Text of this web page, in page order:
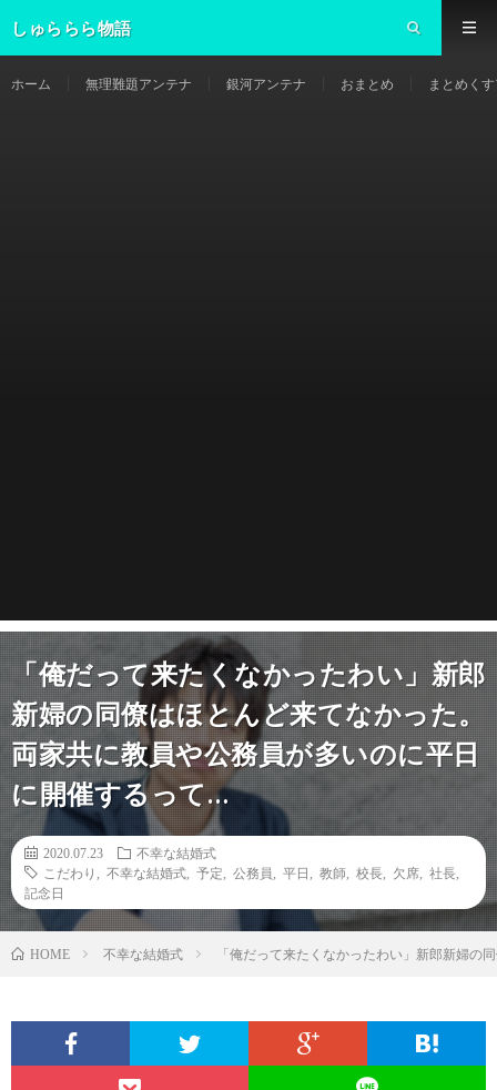
しゅららら物語
ホーム 無理難題アンテナ 銀河アンテナ おまとめ まとめく
「俺だって来たくなかったわい」新郎
新婦の同僚はほとんど来てなかった。
両家共に教員や公務員が多いのに平日
に開催するって…
2020.07.23
不幸な結婚式
こだわり
不幸な結婚式 予定 公務員 平日 教師 校長 欠席 社長
記念日
HOME 不幸な結婚式 「俺だって来たくなかったわい」新郎新婦